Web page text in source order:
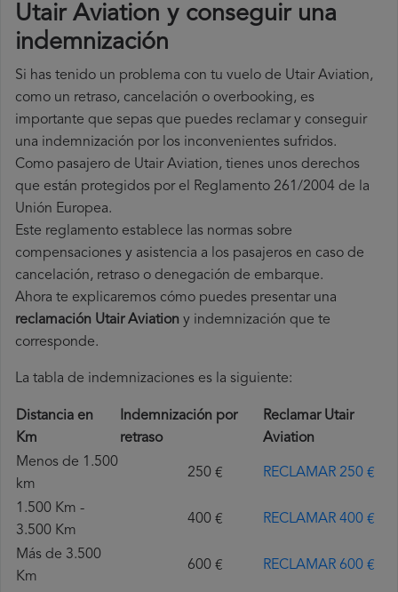
Utair Aviation y conseguir una
indemnización
Si has tenido un problema con tu vuelo de Utair Aviation,
como un retraso, cancelación o overbooking, es
importante que sepas que puedes reclamar y conseguir
una indemnización por los inconvenientes sufridos.
Como pasajero de Utair Aviation, tienes unos derechos
que están protegidos por el Reglamento 261/2004 de la
Unión Europea.
Este reglamento establece las normas sobre
compensaciones y asistencia a los pasajeros en caso de
cancelación, retraso o denegación de embarque.
Ahora te explicaremos cómo puedes presentar una
reclamación Utair Aviation y indemnización que te
corresponde.
La tabla de indemnizaciones es la siguiente:
Distancia en
Km
Indemnización por
retraso
Reclamar Utair
Aviation
Menos de 1.500
km
250 € RECLAMAR 250 €
1.500 Km -
3.500 Km
400 € RECLAMAR 400 €
Más de 3.500
Km
600 € RECLAMAR 600 €